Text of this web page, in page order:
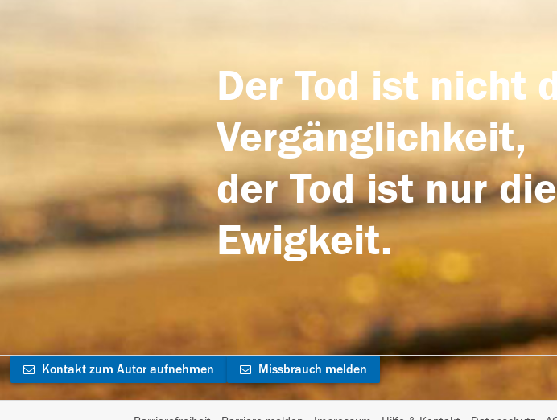
Der Tod ist nicht
Vergänglichkeit,
der Tod ist nur
Ewigkeit.
Kontakt zum Autor aufnehmen Missbrauch melden